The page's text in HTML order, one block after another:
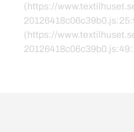
(https://
(https://